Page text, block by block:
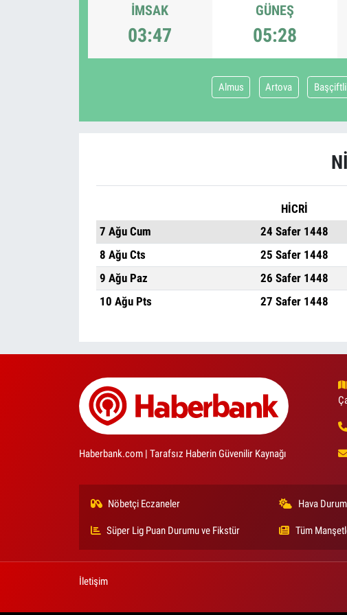
İMSAK
03:47
GÜNEŞ
05:28
Almus Artova
HİCRİ
7 Ağu Cum
24 Safer 1448
8 Ağu Cts
25 Safer 1448
9 Ağu Paz
26 Safer 1448
10 Ağu Pts
27 Safer 1448
Haberbank.com | Tarafsız Haberin Güvenilir Kaynağı
Nöbetçi Eczaneler Hava
Süper Lig Puan Durumu ve Fikstür Tüm
İletişim